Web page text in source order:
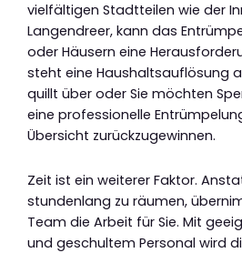
vielfältigen Stadtteilen wie der
Langendreer, kann das
oder Häusern eine
steht eine Haushaltsauflösung
quillt über oder Sie möchten
eine professionelle
Übersicht zurückzugewinnen.
Zeit ist ein weiterer Faktor.
stundenlang zu räumen,
Team die Arbeit für Sie. Mit
und geschultem Personal wird